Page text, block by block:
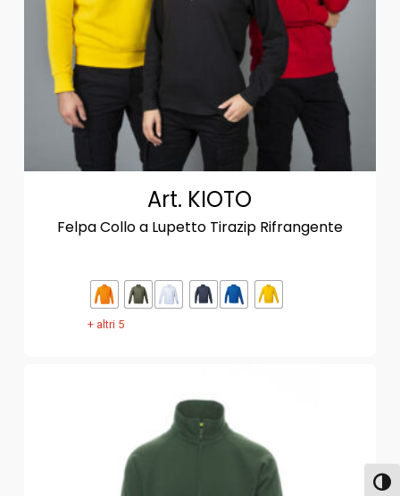
Art. KIOTO
Felpa Collo a Lupetto Tirazip Rifrangente
+ altri 5